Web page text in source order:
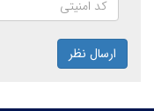
ارسال نظر